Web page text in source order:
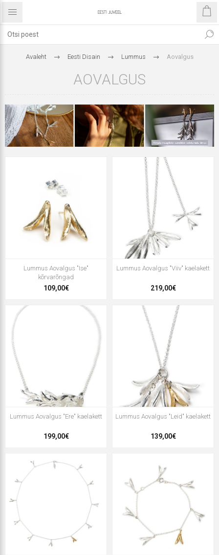
Avaleht Eesti Disain Lummus Aovalgus
AOVALGUS
Lummus Aovalgus "Ise"
kõrvarõngad
109,00€
Lummus Aovalgus "Viiv" kaelakett
219,00€
Lummus Aovalgus "Ere" kaelakett
199,00€
Lummus Aovalgus "Leid" kaelakett
139,00€